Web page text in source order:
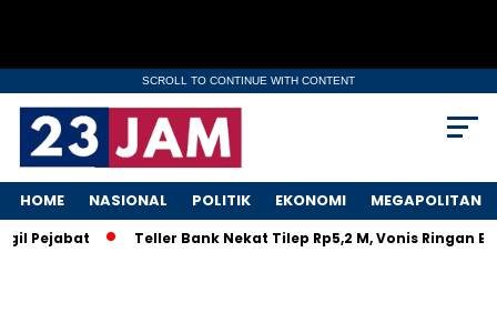
SCROLL TO CONTINUE WITH CONTENT
HOME NASIONAL POLITIK EKONOMI MEGAPOLITAN
Pejabat Teller Bank Nekat Tilep Rp5,2 M, Vonis Ringan